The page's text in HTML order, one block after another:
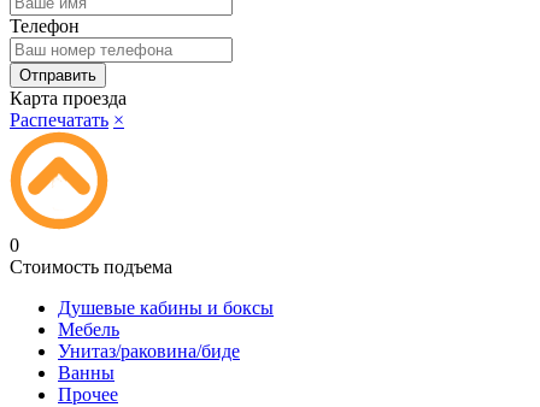
Телефон
Карта проезда
Распечатать ×
0
Стоимость подъема
Душевые кабины и боксы
Мебель
Унитаз/раковина/биде
Ванны
Прочее